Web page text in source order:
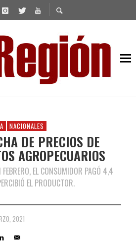
NACIONALES
DE PRECIOS DE
AGROPECUARIOS
EL CONSUMIDOR PAGÓ 4,4
EL PRODUCTOR.
2021